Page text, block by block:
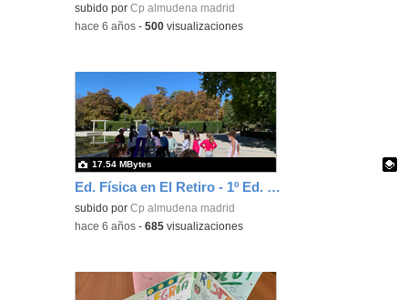
Contenido educativo.
subido porCp almudena madrid
-hace 6 años -500 visualizaciones
Ed. Física en El Retiro - 1º Ed. Primaria
Contenido educativo.
subido porCp almudena madrid
17.54 MBytes
-hace 6 años -685 visualizaciones